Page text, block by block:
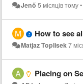
Jenő 5 місяців тому
How to see
Matjaz Toplisek7
Placing on